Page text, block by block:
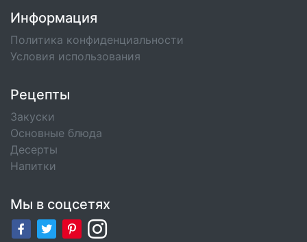
Информация
Политика конфиденциальности
Условия использования
Рецепты
Закуски
Основные блюда
Десерты
Напитки
Мы в соцсетях